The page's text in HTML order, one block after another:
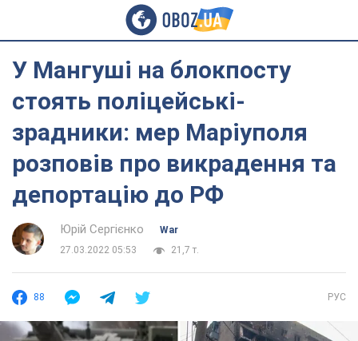
У Мангуші на блокпосту
стоять поліцейські-
зрадники: мер Маріуполя
розповів про викрадення та
депортацію до РФ
Юрій Сергієнко
War
27.03.2022 05:53
21,7 т.
88 РУС